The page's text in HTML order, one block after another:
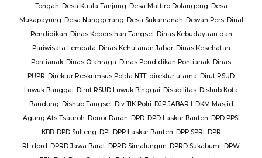
Desa
Pers Dinal
dan
Kesehatan
Dinas
Dirut RSUD
Dishub Kota
DKM Masjid
DPD PPSI
DPW